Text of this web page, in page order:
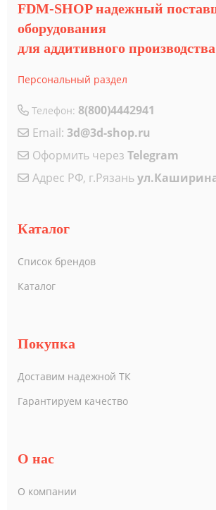
FDM-SHOP надежный
оборудования
для аддитивного производства
Персональный раздел
Телефон: 8(800)4442941
Email: 3d@3d-shop.ru
Оформить через Telegram
Адрес РФ, г.Рязань
Каталог
Список брендов
Каталог
Покупка
Доставим надежной ТК
Гарантируем качество
О нас
О компании